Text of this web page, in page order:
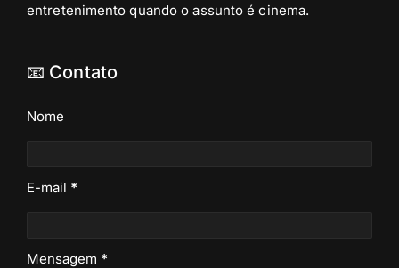
entretenimento quando o assunto é cinema.
📧 Contato
Nome
E-mail *
Mensagem *